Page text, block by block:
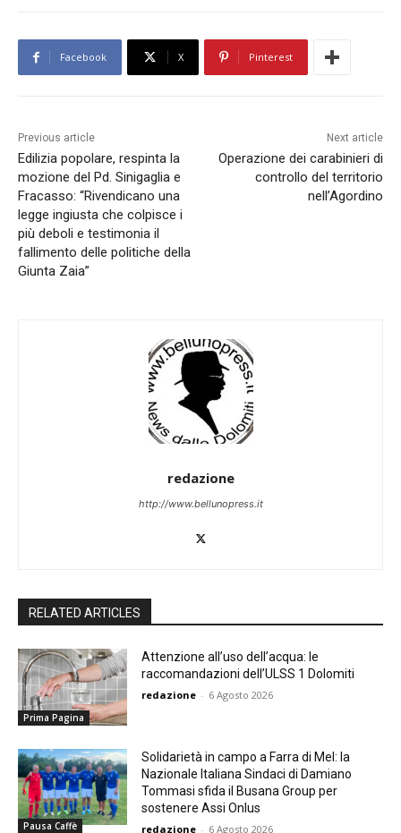
Facebook X Pinterest
Previous article
Edilizia popolare, respinta la
mozione del Pd. Sinigaglia e
Fracasso: “Rivendicano una
legge ingiusta che colpisce i
più deboli e testimonia il
fallimento delle politiche della
Giunta Zaia”
Next article
Operazione dei carabinieri di
controllo del territorio
nell’Agordino
redazione
http://www.bellunopress.it
RELATED ARTICLES
Prima Pagina
Attenzione all’uso dell’acqua: le
raccomandazioni dell’ULSS 1 Dolomiti
redazione - 6 Agosto 2026
Pausa Caffè
Solidarietà in campo a Farra di Mel: la
Nazionale Italiana Sindaci di Damiano
Tommasi sfida il Busana Group per
sostenere Assi Onlus
redazione - 6 Agosto 2026